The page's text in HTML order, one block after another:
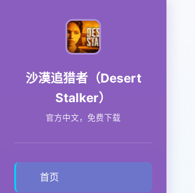
沙漠追猎者（Desert
Stalker）
官方中文，免费下载
首页